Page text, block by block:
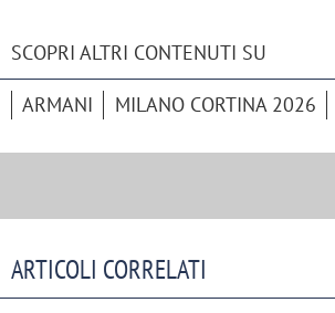
SCOPRI ALTRI CONTENUTI SU
ARMANI MILANO CORTINA 2026
ARTICOLI CORRELATI